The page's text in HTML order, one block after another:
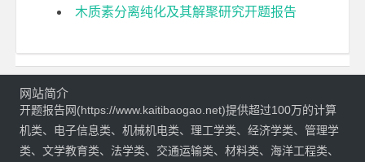
木质素分离纯化及其解聚研究开题报告
网站简介
开题报告网(https://www.kaitibaogao.net)提供超过100万的计算
机类、电子信息类、机械机电类、理工学类、经济学类、管理学
类、文学教育类、法学类、交通运输类、材料类、海洋工程类、